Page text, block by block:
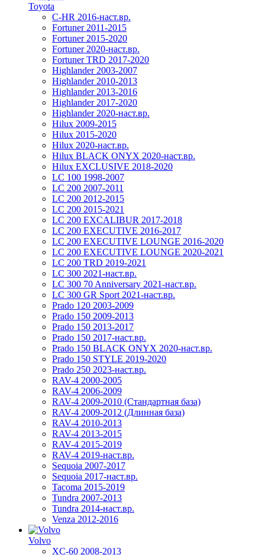
Toyota
C-HR 2016-наст.вр.
Fortuner 2011-2015
Fortuner 2015-2020
Fortuner 2020-наст.вр.
Fortuner TRD 2017-2020
Highlander 2003-2007
Highlander 2010-2013
Highlander 2013-2016
Highlander 2017-2020
Highlander 2020-наст.вр.
Hilux 2009-2015
Hilux 2015-2020
Hilux 2020-наст.вр.
Hilux BLACK ONYX 2020-наст.вр.
Hilux EXCLUSIVE 2018-2020
LC 100 1998-2007
LC 200 2007-2011
LC 200 2012-2015
LC 200 2015-2021
LC 200 EXCALIBUR 2017-2018
LC 200 EXECUTIVE 2016-2017
LC 200 EXECUTIVE LOUNGE 2016-2020
LC 200 EXECUTIVE LOUNGE 2020-2021
LC 200 TRD 2019-2021
LC 300 2021-наст.вр.
LC 300 70 Anniversary 2021-наст.вр.
LC 300 GR Sport 2021-наст.вр.
Prado 120 2003-2009
Prado 150 2009-2013
Prado 150 2013-2017
Prado 150 2017-наст.вр.
Prado 150 BLACK ONYX 2020-наст.вр.
Prado 150 STYLE 2019-2020
Prado 250 2023-наст.вр.
RAV-4 2000-2005
RAV-4 2006-2009
RAV-4 2009-2010 (Стандартная база)
RAV-4 2009-2012 (Длинная база)
RAV-4 2010-2013
RAV-4 2013-2015
RAV-4 2015-2019
RAV-4 2019-наст.вр.
Sequoia 2007-2017
Sequoia 2017-наст.вр.
Tacoma 2015-2019
Tundra 2007-2013
Tundra 2014-наст.вр.
Venza 2012-2016
Volvo
XC-60 2008-2013